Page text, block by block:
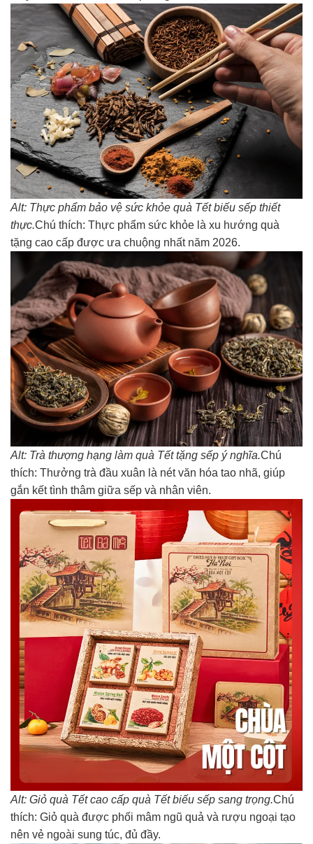
Alt: Thực phẩm bảo vệ sức khỏe quà Tết biếu sếp thiết
thực.Chú thích: Thực phẩm sức khỏe là xu hướng quà
tặng cao cấp được ưa chuộng nhất năm 2026.
Alt: Trà thượng hạng làm quà Tết tặng sếp ý nghĩa.Chú
thích: Thưởng trà đầu xuân là nét văn hóa tao nhã, giúp
gắn kết tình thâm giữa sếp và nhân viên.
Alt: Giỏ quà Tết cao cấp quà Tết biếu sếp sang trọng.Chú
thích: Giỏ quà được phối mâm ngũ quả và rượu ngoại tạo
nên vẻ ngoài sung túc, đủ đầy.